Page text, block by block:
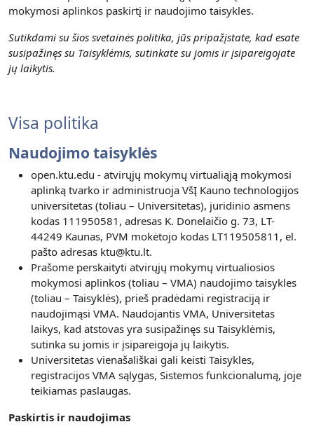
mokymosi aplinkos paskirtį ir naudojimo taisykles.
Sutikdami su šios svetainės politika, jūs pripažįstate, kad esate
susipažinęs su Taisyklėmis, sutinkate su jomis ir įsipareigojate
jų laikytis.
Visa politika
Naudojimo taisyklės
open.ktu.edu - atvirųjų mokymų virtualiąją mokymosi
aplinką tvarko ir administruoja VšĮ Kauno technologijos
universitetas (toliau – Universitetas), juridinio asmens
kodas 111950581, adresas K. Donelaičio g. 73, LT-
44249 Kaunas, PVM mokėtojo kodas LT119505811, el.
pašto adresas ktu@ktu.lt.
Prašome perskaityti atvirųjų mokymų virtualiosios
mokymosi aplinkos (toliau – VMA) naudojimo taisykles
(toliau – Taisyklės), prieš pradėdami registraciją ir
naudojimąsi VMA. Naudojantis VMA, Universitetas
laikys, kad atstovas yra susipažinęs su Taisyklėmis,
sutinka su jomis ir įsipareigoja jų laikytis.
Universitetas vienašališkai gali keisti Taisykles,
registracijos VMA sąlygas, Sistemos funkcionalumą, joje
teikiamas paslaugas.
Paskirtis ir naudojimas